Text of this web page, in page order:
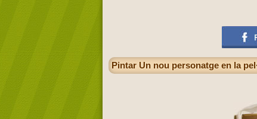
Pintar Un nou personatge en la